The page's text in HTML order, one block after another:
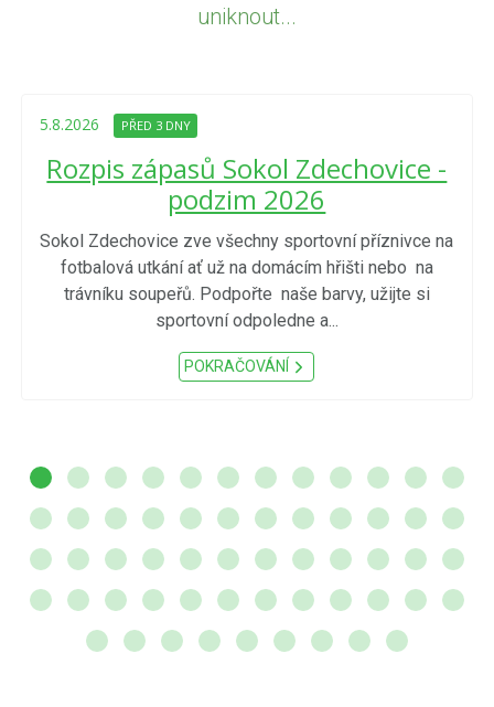
uniknout...
5.8.2026 PŘED 3 DNY
Rozpis zápasů Sokol Zdechovice -
podzim 2026
Sokol Zdechovice zve všechny sportovní příznivce na
fotbalová utkání ať už na domácím hřišti nebo na
trávníku soupeřů. Podpořte naše barvy, užijte si
sportovní odpoledne a...
POKRAČOVÁNÍ